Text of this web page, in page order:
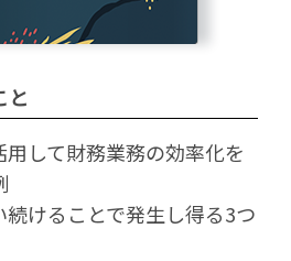
と
用して財務業務の効率化を
続けることで発生し得る3つ